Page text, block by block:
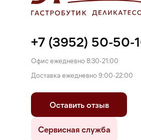
+7 (3952) 50-50-
Офис ежедневно 8:30-21:00
Доставка ежедневно 9:00-22:00
Оставить отзыв
Сервисная служба